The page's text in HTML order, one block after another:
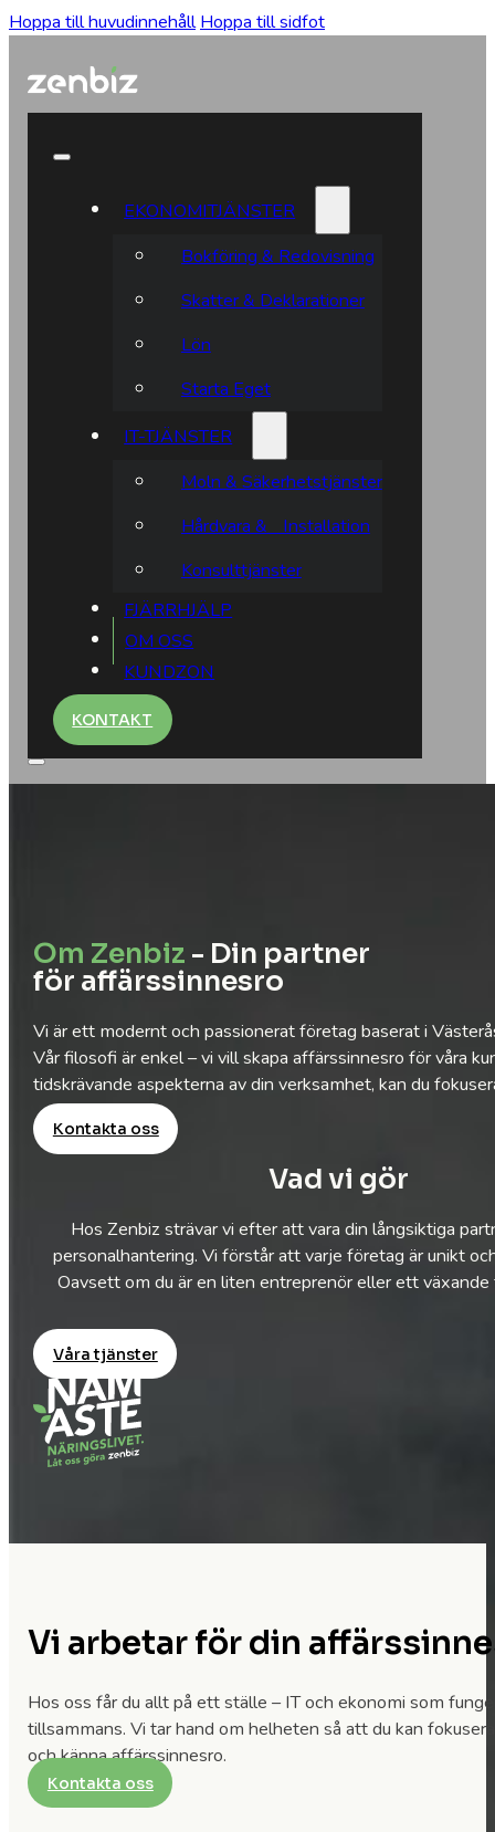
Hoppa till huvudinnehåll Hoppa till sidfot
EKONOMITJÄNSTER
Bokföring & Redovisning
Skatter & Deklarationer
Lön
Starta Eget
IT-TJÄNSTER
Moln & Säkerhetstjänster
Hårdvara & Installation
Konsulttjänster
FJÄRRHJÄLP
OM OSS
KUNDZON
KONTAKT
Om Zenbiz - Din partner
för affärssinnesro
Vi är ett modernt och passionerat företag baserat i
Vår filosofi är enkel – vi vill skapa affärssinnesro för våra
tidskrävande aspekterna av din verksamhet, kan du
Kontakta oss
Vad vi gör
Hos Zenbiz strävar vi efter att vara din långsiktiga
personalhantering. Vi förstår att varje företag är unikt
Oavsett om du är en liten entreprenör eller ett
Våra tjänster
Vi arbetar för din
Hos oss får du allt på ett ställe – IT och ekonomi som
tillsammans. Vi tar hand om helheten så att du kan
och känna affärssinnesro.
Kontakta oss